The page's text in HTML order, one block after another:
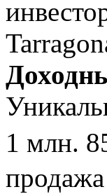
1 млн.
продажа